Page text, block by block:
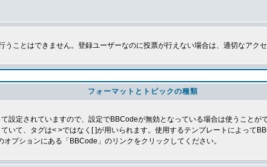
ことはできません。登録ユーザーなのに投票が行えない場合は、適切なアク
フォーマットとトピックの種類
設定されていますので、設定でBBCodeが無効となっている場合は使うこと
いて、タグは< >ではなく[ ]が用いられます。使用するテンプレートによって
プションにある「BBCode」のリンクをクリックしてください。